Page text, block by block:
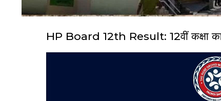
HP Board 12th Result: 12वीं कक्षा का